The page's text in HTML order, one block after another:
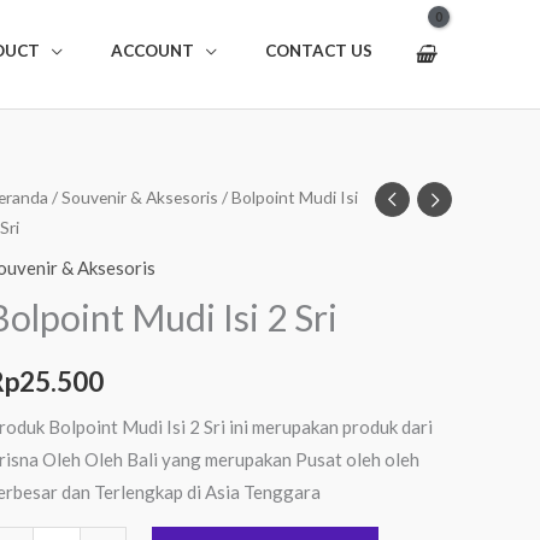
ACCOUNT CONTACT US
/Souvenir & Aksesoris / Bolpoint Mudi Isi
& Aksesoris
Mudi Isi 2 Sri
25.500
Bolpoint Mudi Isi 2 Sri ini merupakan produk dari
Oleh Oleh Bali yang merupakan Pusat oleh oleh
dan Terlengkap di Asia Tenggara